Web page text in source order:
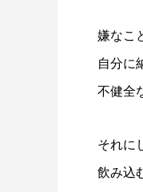
嫌なこ
自分に
不健全
それに
飲み込